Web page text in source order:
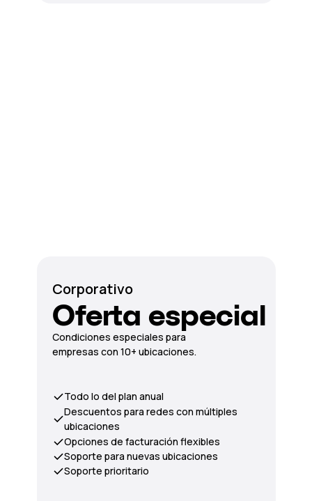
Corporativo
Oferta especial
Condiciones especiales para
empresas con 10+ ubicaciones.
Todo lo del plan anual
Descuentos para redes con múltiples
ubicaciones
Opciones de facturación flexibles
Soporte para nuevas ubicaciones
Soporte prioritario